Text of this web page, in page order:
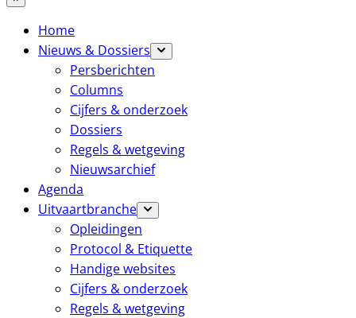
Home
Nieuws & Dossiers
Persberichten
Columns
Cijfers & onderzoek
Dossiers
Regels & wetgeving
Nieuwsarchief
Agenda
Uitvaartbranche
Opleidingen
Protocol & Etiquette
Handige websites
Cijfers & onderzoek
Regels & wetgeving